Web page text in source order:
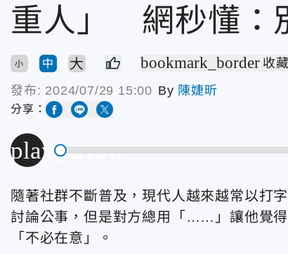
重人」 網秒懂：
小 中 大 bookmark_border 收
發布: 2024/07/29 15:00 By 陳婕昕
分享：
play_arrow
隨著社群不斷普及，現代人越來越常以打
討論公事，但是對方總用「……」讓他覺
「不必在意」。